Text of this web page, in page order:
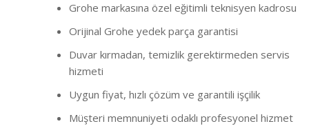
Grohe markasına özel eğitimli teknisyen kadrosu
Orijinal Grohe yedek parça garantisi
Duvar kırmadan, temizlik gerektirmeden servis
hizmeti
Uygun fiyat, hızlı çözüm ve garantili işçilik
Müşteri memnuniyeti odaklı profesyonel hizmet